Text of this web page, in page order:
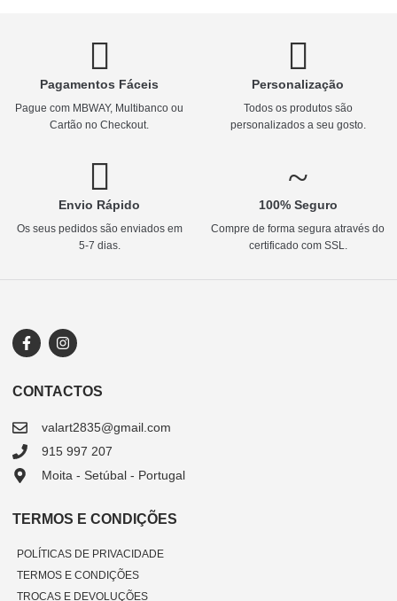
Pagamentos Fáceis
Pague com MBWAY, Multibanco ou
Cartão no Checkout.
Personalização
Todos os produtos são
personalizados a seu gosto.
Envio Rápido
Os seus pedidos são enviados em
5-7 dias.
100% Seguro
Compre de forma segura através do
certificado com SSL.
CONTACTOS
valart2835@gmail.com
915 997 207
Moita - Setúbal - Portugal
TERMOS E CONDIÇÕES
POLÍTICAS DE PRIVACIDADE
TERMOS E CONDIÇÕES
TROCAS E DEVOLUÇÕES